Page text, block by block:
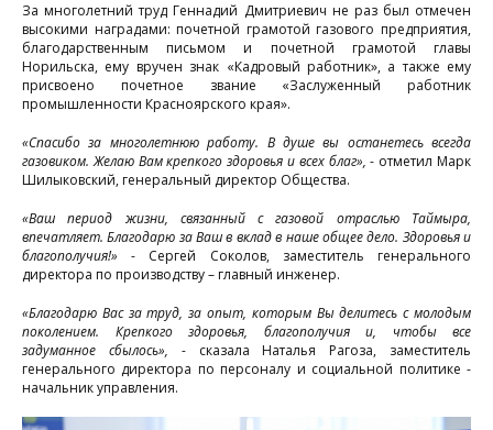
За многолетний труд Геннадий Дмитриевич не раз был отмечен
высокими наградами: почетной грамотой газового предприятия,
благодарственным письмом и почетной грамотой главы
Норильска, ему вручен знак «Кадровый работник», а также ему
присвоено почетное звание «Заслуженный работник
промышленности Красноярского края».
«Спасибо за многолетнюю работу. В душе вы останетесь всегда
газовиком. Желаю Вам крепкого здоровья и всех благ», - отметил Марк
Шилыковский, генеральный директор Общества.
«Ваш период жизни, связанный с газовой отраслью Таймыра,
впечатляет. Благодарю за Ваш в вклад в наше общее дело. Здоровья и
благополучия!» - Сергей Соколов, заместитель генерального
директора по производству – главный инженер.
«Благодарю Вас за труд, за опыт, которым Вы делитесь с молодым
поколением. Крепкого здоровья, благополучия и, чтобы все
задуманное сбылось», - сказала Наталья Рагоза, заместитель
генерального директора по персоналу и социальной политике -
начальник управления.